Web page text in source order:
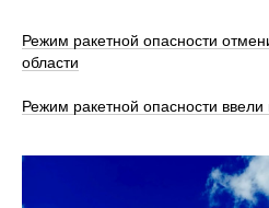
Режим ракетной опасности
области
Режим ракетной опасности